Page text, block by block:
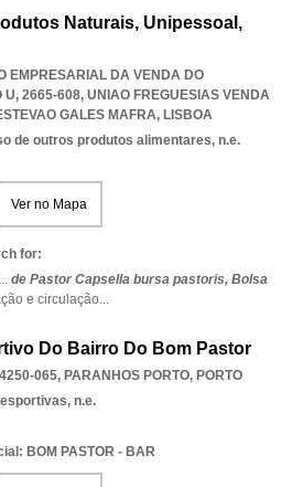
Naturais, Unipessoal,
EMPRESARIAL DA VENDA DO
U, 2665-608, UNIAO FREGUESIAS VENDA
GALES MAFRA, LISBOA
de outros produtos alimentares, n.e.
Ver no Mapa
for:
de Pastor Capsella bursa pastoris, Bolsa
e circulação...
Do Bairro Do Bom Pastor
065, PARANHOS PORTO, PORTO
n.e.
BOM PASTOR - BAR